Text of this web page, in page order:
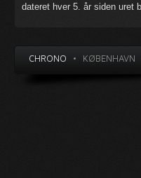
dateret hver 5. år siden uret
CHRONO • KØBENHAVN